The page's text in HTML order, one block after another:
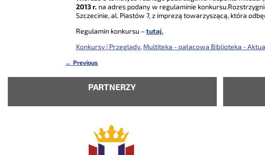
2013 r. na adres podany w regulaminie
Szczecinie, al. Piastów 7, z imprezą towarzyszącą, która
Regulamin konkursu –tutaj.
Konkursy | Przeglądy, Multiteka - pałacowa Biblioteka -
← Previous
PARTNERZY